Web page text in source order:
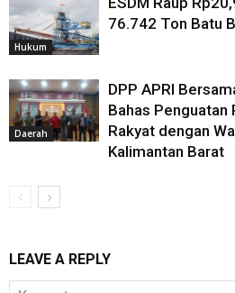
Hukum
76.742 Ton Batu
Daerah
DPP APRI
Bahas Penguatan
Rakyat dengan
Kalimantan Barat
LEAVE A REPLY